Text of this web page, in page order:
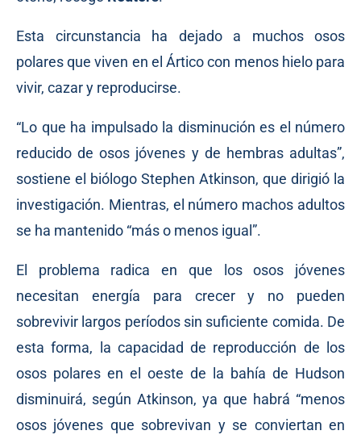
Esta circunstancia ha dejado a muchos osos
polares que viven en el Ártico con menos hielo para
vivir, cazar y reproducirse.
“Lo que ha impulsado la disminución es el número
reducido de osos jóvenes y de hembras adultas”,
sostiene el biólogo Stephen Atkinson, que dirigió la
investigación. Mientras, el número machos adultos
se ha mantenido “más o menos igual”.
El problema radica en que los osos jóvenes
necesitan energía para crecer y no pueden
sobrevivir largos períodos sin suficiente comida. De
esta forma, la capacidad de reproducción de los
osos polares en el oeste de la bahía de Hudson
disminuirá, según Atkinson, ya que habrá “menos
osos jóvenes que sobrevivan y se conviertan en